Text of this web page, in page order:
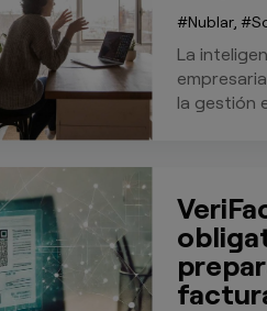
Nublar,
La
la gestión